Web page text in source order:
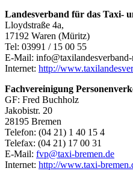
Landesverband für das Taxi-
Lloydstraße 4a,
17192 Waren (Müritz)
Tel: 03991 / 15 00 55
E-Mail:
Internet: http://
Fachvereinigung
GF: Fred Buchholz
Jakobistr. 20
28195 Bremen
Telefon: (04 21) 1 40 15 4
Telefax: (04 21) 17 00 31
E-Mail: fvp@taxi-bremen.de
Internet: http://www.taxi-